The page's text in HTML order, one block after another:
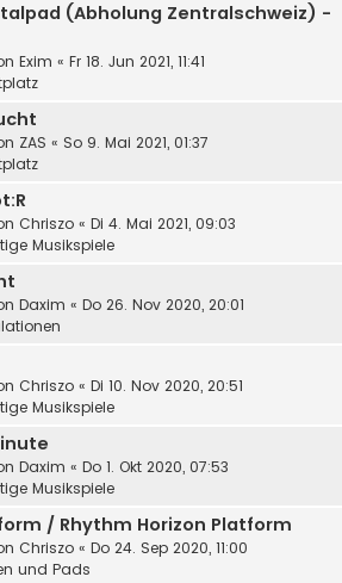
(Abholung Zentralschweiz) -
Exim « Fr 18. Jun 2021, 11:41
ZAS « So 9. Mai 2021, 01:37
Chriszo « Di 4. Mai 2021, 09:03
Musikspiele
Daxim « Do 26. Nov 2020, 20:01
Chriszo « Di 10. Nov 2020, 20:51
Musikspiele
Daxim « Do 1. Okt 2020, 07:53
Musikspiele
/ Rhythm Horizon Platform
Chriszo « Do 24. Sep 2020, 11:00
und Pads